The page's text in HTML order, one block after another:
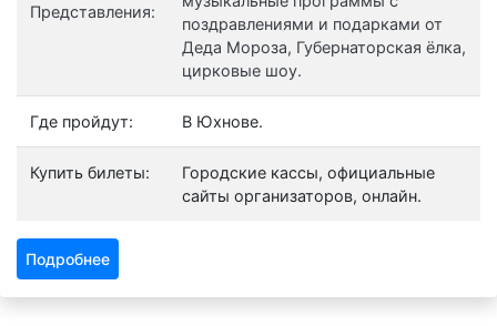
Представления:
поздравлениями и подарками от
Деда Мороза, Губернаторская ёлка,
цирковые шоу.
Где пройдут: В Юхнове.
Купить билеты:
Городские кассы, официальные
сайты организаторов, онлайн.
Подробнее